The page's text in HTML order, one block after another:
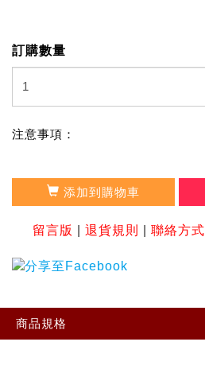
訂購數量
注意事項：
添加到購物車
留言版 退貨規則 聯絡方式
商品規格